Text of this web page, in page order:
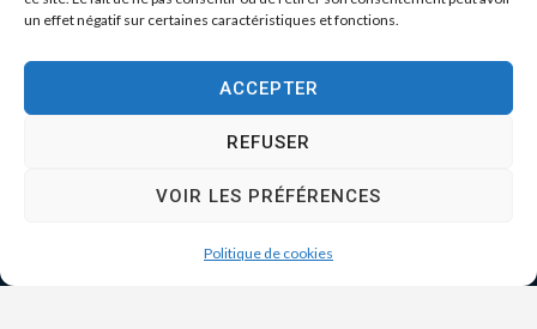
un effet négatif sur certaines caractéristiques et fonctions.
ACCEPTER
REFUSER
VOIR LES PRÉFÉRENCES
Politique de cookies